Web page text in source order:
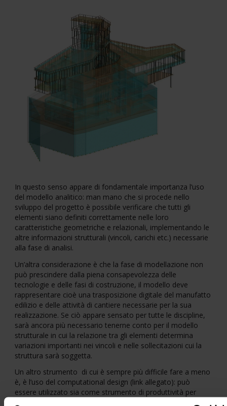
In questo senso appare di fondamentale importanza l’uso
del modello analitico: man mano che si procede nello
sviluppo del progetto è possibile verificare che tutti gli
elementi siano definiti correttamente nelle loro
caratteristiche geometriche e relazionali, implementando le
altre informazioni strutturali (vincoli, carichi etc.) necessarie
alla fase di analisi.
Un’altra considerazione è che la fase di modellazione non
può prescindere dalla piena consapevolezza delle
tecnologie e delle fasi di costruzione, il modello deve
rappresentare cioè una trasposizione digitale del manufatto
edilizio e delle attività di cantiere necessarie per la sua
realizzazione. Se ciò appare sensato per tutte le discipline,
sarà ancora più necessario tenerne conto per il modello
strutturale in cui la relazione tra gli elementi determina
variazioni importanti nei vincoli e nelle sollecitazioni cui la
struttura sarà soggetta.
Un altro strumento di cui è sempre più difficile fare a meno
è, è l’uso del computational design (link allegato): può
essere utilizzato sia come strumento di produttività per